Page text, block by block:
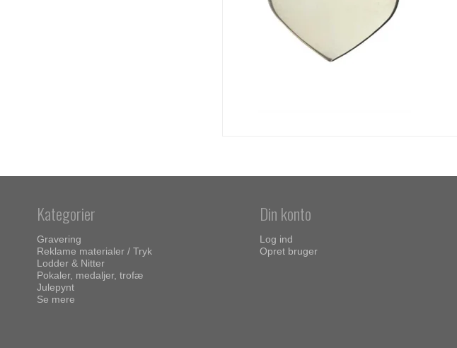
Kategorier
Gravering
Reklame materialer / Tryk
Lodder & Nitter
Pokaler, medaljer, trofæ
Julepynt
Se mere
Din konto
Log ind
Opret bruger